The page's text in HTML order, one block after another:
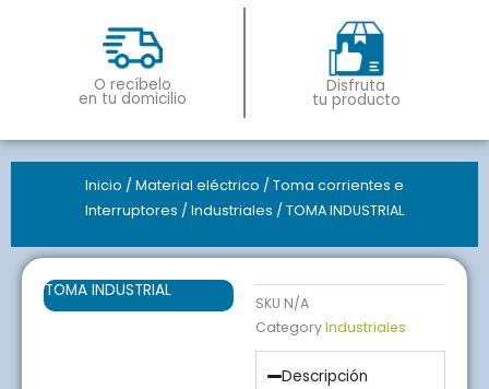
O recíbelo
en tu domicilio
Disfruta
tu producto
Inicio / Material eléctrico / Toma corrientes e
Interruptores / Industriales / TOMA INDUSTRIAL
TOMA INDUSTRIAL
SKU N/A
CategoryIndustriales
Descripción